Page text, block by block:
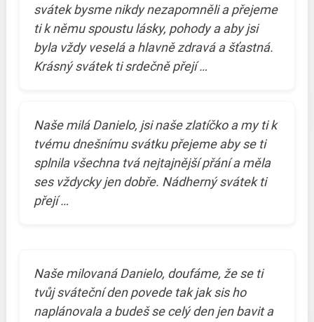
svátek bysme nikdy nezapomněli a přejeme
ti k němu spoustu lásky, pohody a aby jsi
byla vždy veselá a hlavně zdravá a šťastná.
Krásný svátek ti srdečně přejí …
Naše milá Danielo, jsi naše zlatíčko a my ti k
tvému dnešnímu svátku přejeme aby se ti
splnila všechna tvá nejtajnější přání a měla
ses vždycky jen dobře. Nádherný svátek ti
přejí …
Naše milovaná Danielo, doufáme, že se ti
tvůj sváteční den povede tak jak sis ho
naplánovala a budeš se celý den jen bavit a